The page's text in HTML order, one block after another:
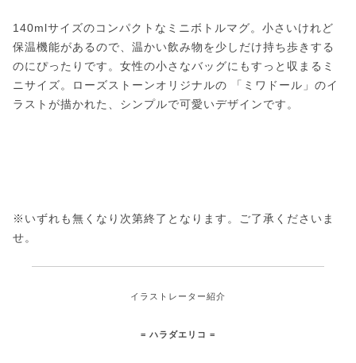
140mlサイズのコンパクトなミニボトルマグ。小さいけれど
保温機能があるので、温かい飲み物を少しだけ持ち歩きする
のにぴったりです。女性の小さなバッグにもすっと収まるミ
ニサイズ。ローズストーンオリジナルの 「ミワドール」のイ
ラストが描かれた、シンプルで可愛いデザインです。
※いずれも無くなり次第終了となります。ご了承くださいま
せ。
イラストレーター紹介
= ハラダエリコ =